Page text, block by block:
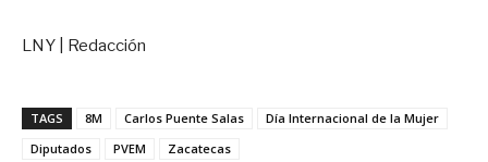
LNY | Redacción
TAGS 8M Carlos Puente Salas
Día Internacional de la Mujer
Diputados
PVEM Zacatecas